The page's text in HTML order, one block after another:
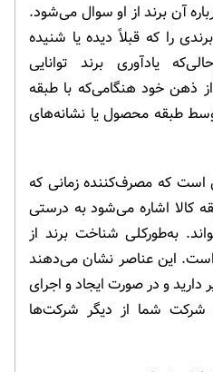
آن برند از او سوال می‌شود.
را که قبلاً‌ دیده یا شنیده
یادآوری برند توانایی
ذهن خود هنگامی‌که با طبقه
طبقه محصول یا نشانه‌های
است که مصرف‌کننده زمانی که
کالا اشاره می‌شود به درستی
به‌طورکلی شناخت برند از
این عناصر نشان می‌دهند
دارید و در صورت ایجاد و اجرای
شما از دیگر شرکت‌ها